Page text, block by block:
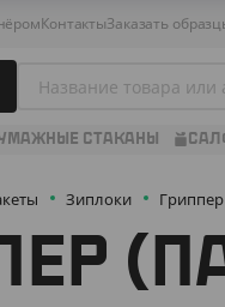
КонтактыЗаказать
СТАКАНЫ
Зиплоки